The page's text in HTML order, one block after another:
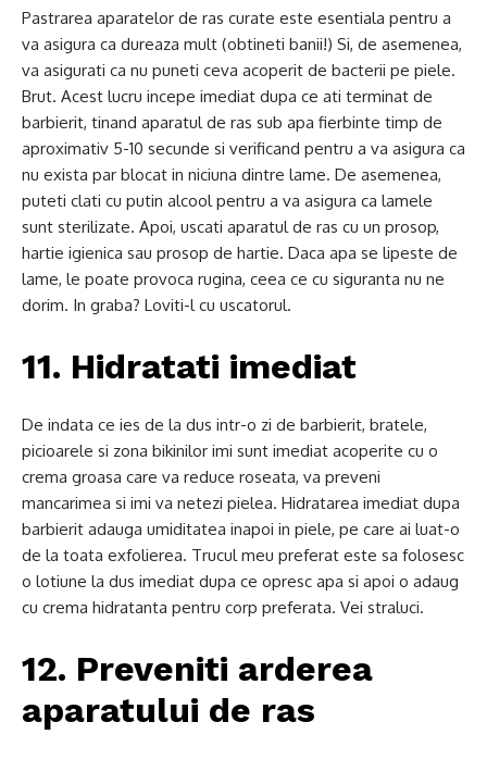
Pastrarea aparatelor de ras curate este esentiala pentru a
va asigura ca dureaza mult (obtineti banii!) Si, de asemenea,
va asigurati ca nu puneti ceva acoperit de bacterii pe piele.
Brut. Acest lucru incepe imediat dupa ce ati terminat de
barbierit, tinand aparatul de ras sub apa fierbinte timp de
aproximativ 5-10 secunde si verificand pentru a va asigura ca
nu exista par blocat in niciuna dintre lame. De asemenea,
puteti clati cu putin alcool pentru a va asigura ca lamele
sunt sterilizate. Apoi, uscati aparatul de ras cu un prosop,
hartie igienica sau prosop de hartie. Daca apa se lipeste de
lame, le poate provoca rugina, ceea ce cu siguranta nu ne
dorim. In graba? Loviti-l cu uscatorul.
11. Hidratati imediat
De indata ce ies de la dus intr-o zi de barbierit, bratele,
picioarele si zona bikinilor imi sunt imediat acoperite cu o
crema groasa care va reduce roseata, va preveni
mancarimea si imi va netezi pielea. Hidratarea imediat dupa
barbierit adauga umiditatea inapoi in piele, pe care ai luat-o
de la toata exfolierea. Trucul meu preferat este sa folosesc
o lotiune la dus imediat dupa ce opresc apa si apoi o adaug
cu crema hidratanta pentru corp preferata. Vei straluci.
12. Preveniti arderea
aparatului de ras